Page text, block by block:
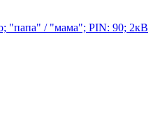
"папа" / "мама"; PIN: 90; 2кВ